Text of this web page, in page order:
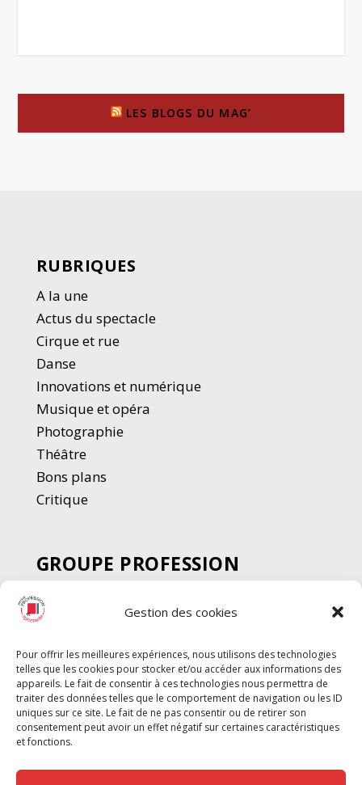
Gestion des cookies
Pour offrir les meilleures expériences, nous utilisons des technologies
telles que les cookies pour stocker et/ou accéder aux informations des
appareils. Le fait de consentir à ces technologies nous permettra de
traiter des données telles que le comportement de navigation ou les ID
uniques sur ce site. Le fait de ne pas consentir ou de retirer son
consentement peut avoir un effet négatif sur certaines caractéristiques
et fonctions.
LES BLOGS DU MAG’
RUBRIQUES
A la une
Actus du spectacle
Cirque et rue
Danse
Innovations et numérique
Musique et opéra
Photographie
Théâtre
Bons plans
Critique
GROUPE PROFESSION
SPECTACLE
Chèque Intermittents
Chèque Compta
Chèque Emploi Spectacle
G-Pods
Profession Audio-visuel